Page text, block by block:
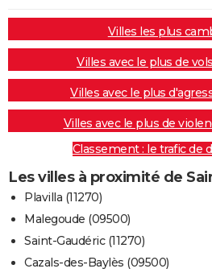
Villes les plus
Villes avec le plus de
Villes avec le plus
Villes avec le plus de
Classement : le trafic de
Les villes à proximité de
Plavilla (11270)
Malegoude (09500)
Saint-Gaudéric (11270)
Cazals-des-Baylès (09500)